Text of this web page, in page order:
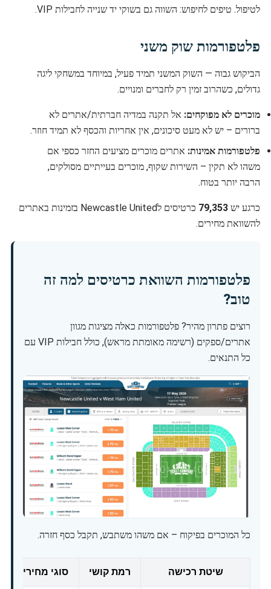
לטיפול. טיפים לחיפוש: השווה גם בשוקי יד שנייה לחבילות VIP.
פלטפורמות שוק משני
הביקוש גבוה — השוק המשני תמיד פעיל, במיוחד במשחקי ליגה
גדולים, כשהרוב זמין רק לחברים ומנויים.
מוכרים לא מפוקחים: אל תקנה במדיה חברתית/אתרים לא
ברורים – יש לא מעט סיכונים, אין אחריות והכסף לא תמיד חוזר.
פלטפורמות אמינות: אתרים מוכרים מציעים החזר כספי אם
משהו לא תקין – השירות שקוף, מוכרים בעייתיים מסולקים,
הרבה יותר בטוח.
כרגע יש 79,353
כרטיסים לNewcastle United בזמינות באתרים
להשוואת מחירים.
פלטפורמות השוואת כרטיסים למה זה
טוב?
רוצים פתרון מהיר? פלטפורמות כאלה מציגות מגוון
אתרים/ספקים (רשימה מאומתת מראש), כולל חבילות VIP עם
כל התנאים.
כל המוכרים בפיקוח – אם משהו משתבש, תקבל כסף חזרה.
שיטת רכישה רמת קושי סוגי מחירים